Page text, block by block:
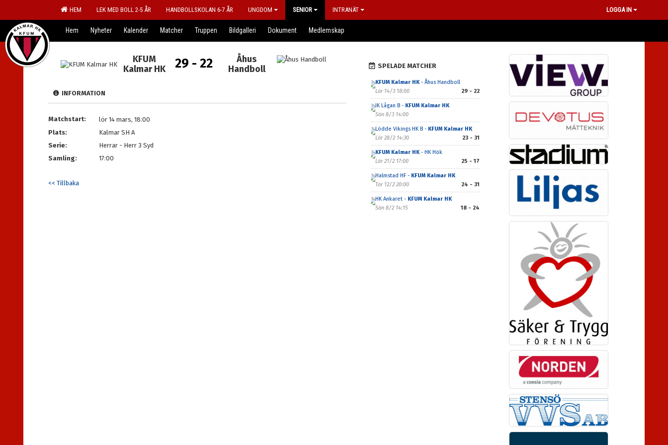
HEM LEK MED BOLL 2-5 ÅR HANDBOLLSKOLAN 6-7 ÅR UNGDOM SENIOR INTRANÄT LOGGA IN
Hem Nyheter Kalender Matcher Truppen Bildgalleri Dokument Medlemskap
KFUM
Kalmar HK
29 - 22
Åhus
Handboll
INFORMATION
Matchstart:
lör 14 mars, 18:00
Plats:
Kalmar SH A
Serie:
Herrar - Herr 3 Syd
Samling:
17:00
<< Tillbaka
SPELADE MATCHER
KFUM Kalmar HK- Åhus Handboll
Lör 14/3 18:00
29 - 22
IK Lågan B - KFUM Kalmar HK
Sön 8/3 14:00
Lödde Vikings HK B - KFUM Kalmar HK
Lör 28/2 14:30
23 - 31
KFUM Kalmar HK- HK Hök
Lör 21/2 17:00
25 - 17
Halmstad HF - KFUM Kalmar HK
Tor 12/2 20:00
24 - 31
HK Ankaret - KFUM Kalmar HK
Sön 8/2 14:15
18 - 24